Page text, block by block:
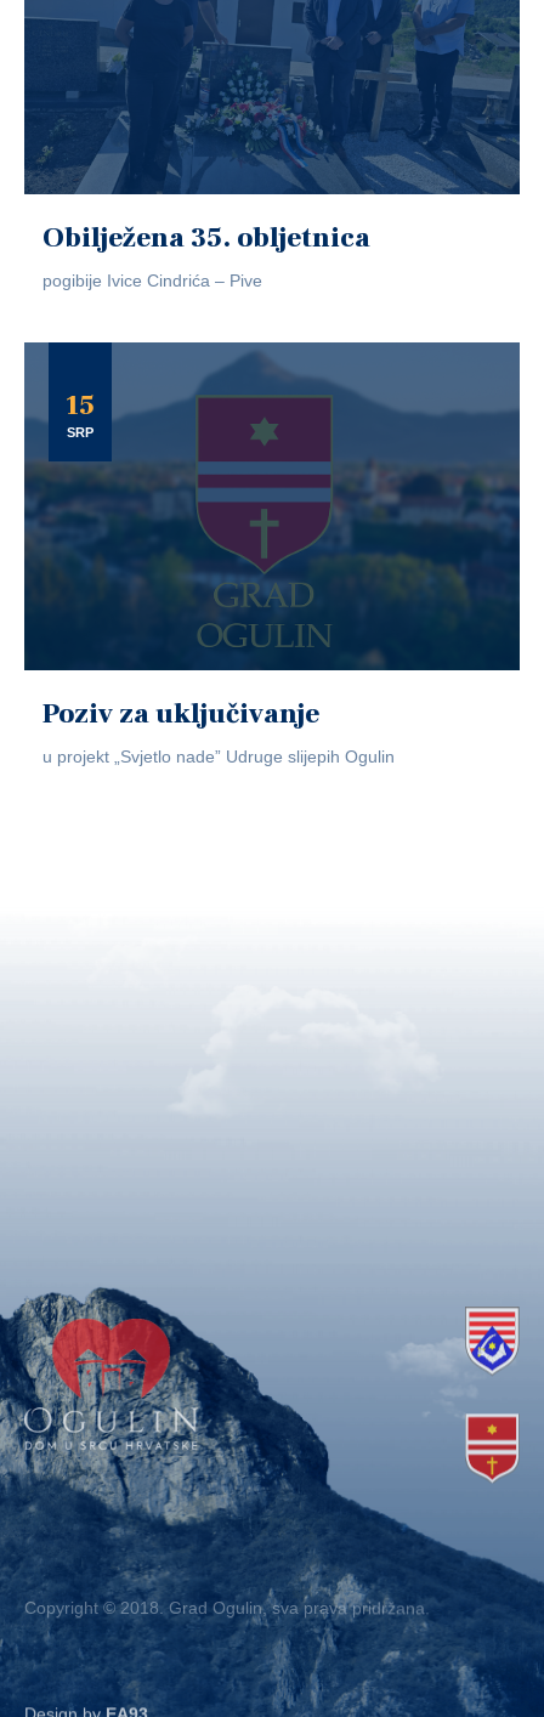
Obilježena 35. obljetnica
pogibije Ivice Cindrića – Pive
15
SRP
Poziv za uključivanje
u projekt „Svjetlo nade” Udruge slijepih Ogulin
Copyright © 2018. Grad Ogulin, sva prava pridržana.
Design by EA93